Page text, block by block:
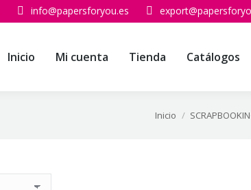
info@papersforyou.es
Inicio Mi cuenta Tienda Catálogos
Inicio